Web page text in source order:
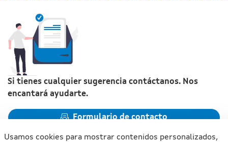
Si tienes cualquier sugerencia contáctanos. Nos
encantará ayudarte.
Formulario de contacto
Usamos cookies para mostrar contenidos personalizados,